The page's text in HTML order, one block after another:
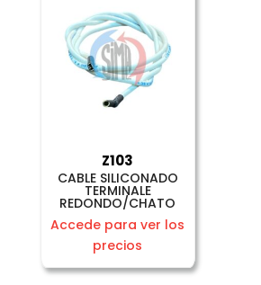
Z103
CABLE SILICONADO
TERMINALE
REDONDO/CHATO
Accede para ver los
precios